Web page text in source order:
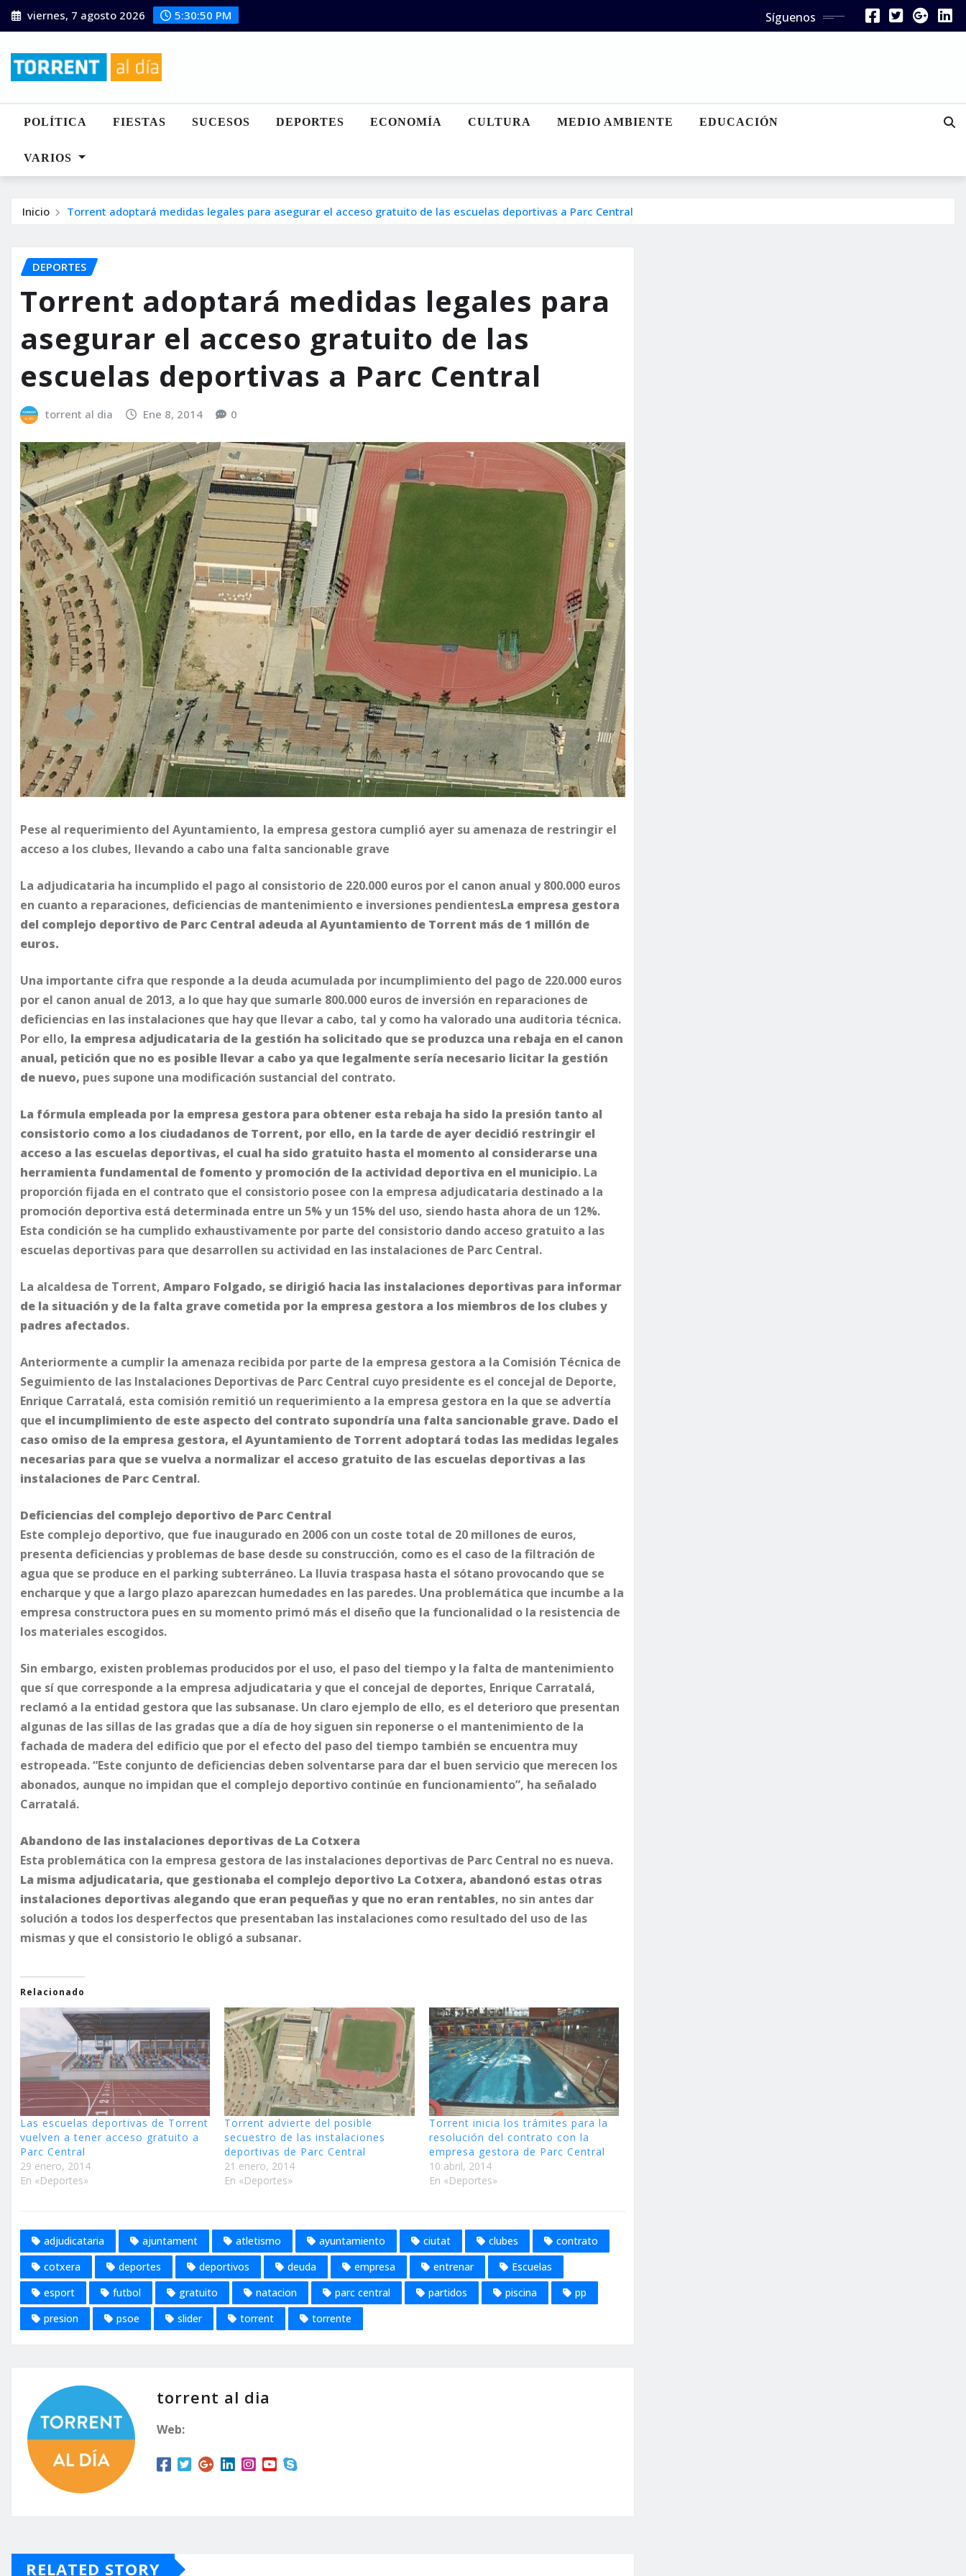
Saltar
al
viernes, 7 agosto 2026 5:30:51 PM Síguenos
POLÍTICA FIESTAS SUCESOS DEPORTES ECONOMÍA CULTURA MEDIO AMBIENTE EDUCACIÓN
VARIOS
Inicio Torrent adoptará medidas legales para asegurar el acceso gratuito de las escuelas deportivas a Parc Central
DEPORTES
Torrent adoptará medidas legales para
asegurar el acceso gratuito de las
escuelas deportivas a Parc Central
torrent al dia Ene 8, 2014 0
Pese al requerimiento del Ayuntamiento, la empresa gestora cumplió ayer su amenaza de restringir el
acceso a los clubes, llevando a cabo una falta sancionable grave
La adjudicataria ha incumplido el pago al consistorio de 220.000 euros por el canon anual y 800.000 euros
en cuanto a reparaciones, deficiencias de mantenimiento e inversiones pendientesLa empresa gestora
del complejo deportivo de Parc Central adeuda al Ayuntamiento de Torrent más de 1 millón de
euros.
Una importante cifra que responde a la deuda acumulada por incumplimiento del pago de 220.000 euros
por el canon anual de 2013, a lo que hay que sumarle 800.000 euros de inversión en reparaciones de
deficiencias en las instalaciones que hay que llevar a cabo, tal y como ha valorado una auditoria técnica.
Por ello, la empresa adjudicataria de la gestión ha solicitado que se produzca una rebaja en el canon
anual, petición que no es posible llevar a cabo ya que legalmente sería necesario licitar la gestión
de nuevo, pues supone una modificación sustancial del contrato.
La fórmula empleada por la empresa gestora para obtener esta rebaja ha sido la presión tanto al
consistorio como a los ciudadanos de Torrent, por ello, en la tarde de ayer decidió restringir el
acceso a las escuelas deportivas, el cual ha sido gratuito hasta el momento al considerarse una
herramienta fundamental de fomento y promoción de la actividad deportiva en el municipio. La
proporción fijada en el contrato que el consistorio posee con la empresa adjudicataria destinado a la
promoción deportiva está determinada entre un 5% y un 15% del uso, siendo hasta ahora de un 12%.
Esta condición se ha cumplido exhaustivamente por parte del consistorio dando acceso gratuito a las
escuelas deportivas para que desarrollen su actividad en las instalaciones de Parc Central.
La alcaldesa de Torrent, Amparo Folgado, se dirigió hacia las instalaciones deportivas para informar
de la situación y de la falta grave cometida por la empresa gestora a los miembros de los clubes y
padres afectados.
Anteriormente a cumplir la amenaza recibida por parte de la empresa gestora a la Comisión Técnica de
Seguimiento de las Instalaciones Deportivas de Parc Central cuyo presidente es el concejal de Deporte,
Enrique Carratalá, esta comisión remitió un requerimiento a la empresa gestora en la que se advertía
que el incumplimiento de este aspecto del contrato supondría una falta sancionable grave. Dado el
caso omiso de la empresa gestora, el Ayuntamiento de Torrent adoptará todas las medidas legales
necesarias para que se vuelva a normalizar el acceso gratuito de las escuelas deportivas a las
instalaciones de Parc Central.
Deficiencias del complejo deportivo de Parc Central
Este complejo deportivo, que fue inaugurado en 2006 con un coste total de 20 millones de euros,
presenta deficiencias y problemas de base desde su construcción, como es el caso de la filtración de
agua que se produce en el parking subterráneo. La lluvia traspasa hasta el sótano provocando que se
encharque y que a largo plazo aparezcan humedades en las paredes. Una problemática que incumbe a la
empresa constructora pues en su momento primó más el diseño que la funcionalidad o la resistencia de
los materiales escogidos.
Sin embargo, existen problemas producidos por el uso, el paso del tiempo y la falta de mantenimiento
que sí que corresponde a la empresa adjudicataria y que el concejal de deportes, Enrique Carratalá,
reclamó a la entidad gestora que las subsanase. Un claro ejemplo de ello, es el deterioro que presentan
algunas de las sillas de las gradas que a día de hoy siguen sin reponerse o el mantenimiento de la
fachada de madera del edificio que por el efecto del paso del tiempo también se encuentra muy
estropeada. “Este conjunto de deficiencias deben solventarse para dar el buen servicio que merecen los
abonados, aunque no impidan que el complejo deportivo continúe en funcionamiento”, ha señalado
Carratalá.
Abandono de las instalaciones deportivas de La Cotxera
Esta problemática con la empresa gestora de las instalaciones deportivas de Parc Central no es nueva.
La misma adjudicataria, que gestionaba el complejo deportivo La Cotxera, abandonó estas otras
instalaciones deportivas alegando que eran pequeñas y que no eran rentables, no sin antes dar
solución a todos los desperfectos que presentaban las instalaciones como resultado del uso de las
mismas y que el consistorio le obligó a subsanar.
Relacionado
Las escuelas deportivas de Torrent
vuelven a tener acceso gratuito a
Parc Central
29 enero, 2014
En «Deportes»
Torrent advierte del posible
secuestro de las instalaciones
deportivas de Parc Central
21 enero, 2014
En «Deportes»
Torrent inicia los trámites para la
resolución del contrato con la
empresa gestora de Parc Central
10 abril, 2014
En «Deportes»
adjudicataria ajuntament atletismo ayuntamiento ciutat clubes
contrato
cotxera
deportes deportivos deuda empresa entrenar
Escuelas
esport
futbol gratuito natacion parc central partidos piscina
pp
presion
psoe slider torrent torrente
torrent al dia
Web:
RELATED STORY